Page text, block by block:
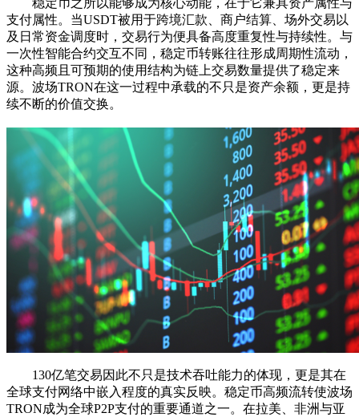
支付属性。当USDT被用于跨境汇款、商户结算、场外交易以
及日常资金调度时，交易行为便具备高度重复性与持续性。与
一次性智能合约交互不同，稳定币转账往往形成周期性流动，
这种高频且可预期的使用结构为链上交易数量提供了稳定来
源。波场TRON在这一过程中承载的不只是资产余额，更是持
续不断的价值交换。
130亿笔交易因此不只是技术吞吐能力的体现，更是其在
全球支付网络中嵌入程度的真实反映。稳定币高频流转使波场
TRON成为全球P2P支付的重要通道之一。在拉美、非洲与亚